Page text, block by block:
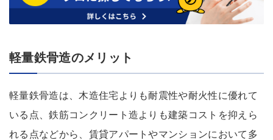
軽量鉄骨造のメリット
軽量鉄骨造は、木造住宅よりも耐震性や耐火性に優れて
いる点、鉄筋コンクリート造よりも建築コストを抑えら
れる点などから、賃貸アパートやマンションにおいて多